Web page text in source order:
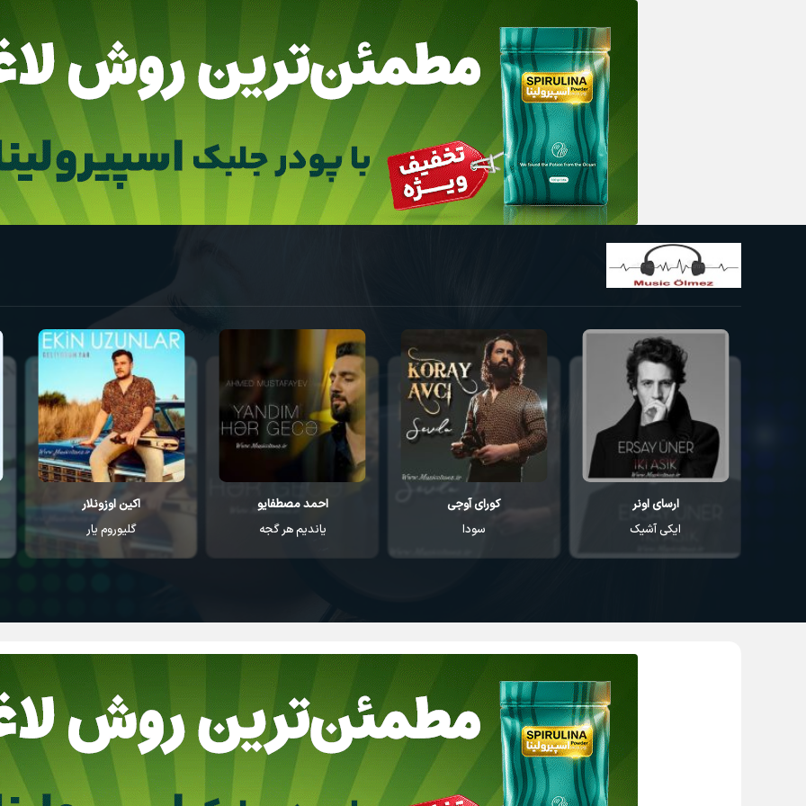
کورای آوجی
سودا
احمد مصطفایو
یاندیم هر گجه
اکین اوزونلار
گلیوروم یار
مهرداد کسانی
ماجرام